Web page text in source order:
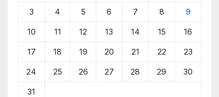
3 4 5 6 7 8 9
10 11 12 13 14 15 16
17 18 19 20 21 22 23
24 25 26 27 28 29 30
31